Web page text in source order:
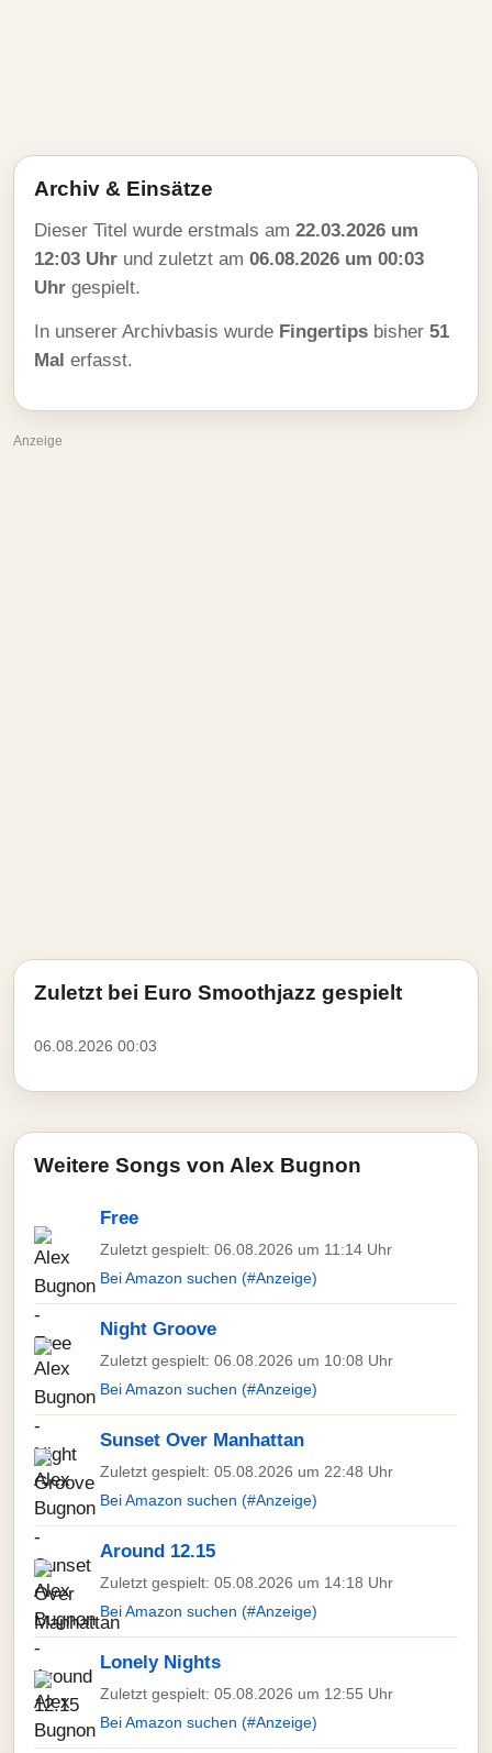
Archiv & Einsätze
Dieser Titel wurde erstmals am 22.03.2026 um
12:03 Uhr und zuletzt am 06.08.2026 um 00:03
Uhr gespielt.
In unserer Archivbasis wurde Fingertips bisher 51
Mal erfasst.
Anzeige
Zuletzt bei Euro Smoothjazz gespielt
06.08.2026 00:03
Weitere Songs von Alex Bugnon
Free
Zuletzt gespielt: 06.08.2026 um 11:14 Uhr
Bei Amazon suchen (#Anzeige)
Night Groove
Zuletzt gespielt: 06.08.2026 um 10:08 Uhr
Bei Amazon suchen (#Anzeige)
Sunset Over Manhattan
Zuletzt gespielt: 05.08.2026 um 22:48 Uhr
Bei Amazon suchen (#Anzeige)
Around 12.15
Zuletzt gespielt: 05.08.2026 um 14:18 Uhr
Bei Amazon suchen (#Anzeige)
Lonely Nights
Zuletzt gespielt: 05.08.2026 um 12:55 Uhr
Bei Amazon suchen (#Anzeige)